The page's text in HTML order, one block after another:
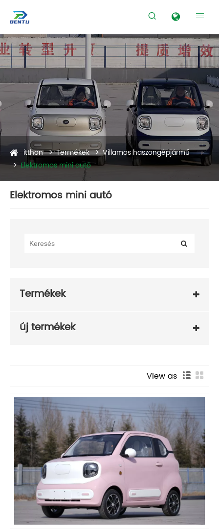
 
itthon Termékek
Villamos haszongépjármű
Elektromos mini autó
Elektromos mini autó
Termékek
új termékek
View as